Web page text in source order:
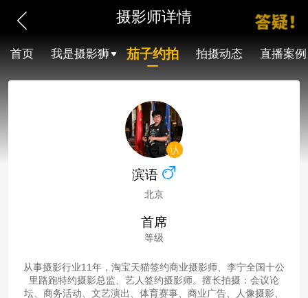
摄影师详情
首页 我是摄影狮 茄子约拍 拍摄动态 直播案例
滨语
北京
首席
等级
从事摄影行业11年，淘宝天猫签约商业摄影师、李宁全国十公
里路跑特约摄影总监、艺人签约摄影师。擅长拍摄：会议论
坛、商务活动、文艺演出、体育赛事、商业广告、人像摄影、